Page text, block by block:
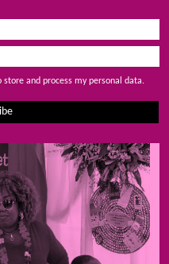
and process my personal data.